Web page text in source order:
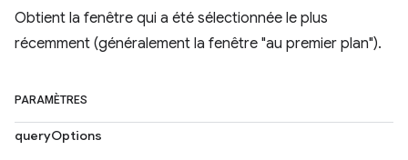
Obtient la fenêtre qui a été sélectionnée le plus
récemment (généralement la fenêtre "au premier plan").
PARAMÈTRES
queryOptions